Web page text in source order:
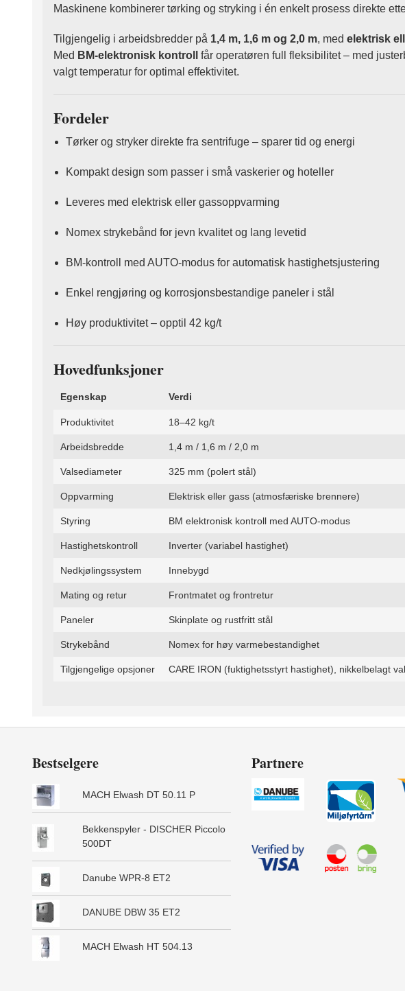
Maskinene kombinerer tørking og stryking i én enkelt prosess direkte
Tilgjengelig i arbeidsbredder på 1,4 m, 1,6 m og 2,0 m, med elektrisk
Med BM-elektronisk kontroll får operatøren full fleksibilitet – med
valgt temperatur for optimal effektivitet.
Fordeler
Tørker og stryker direkte fra sentrifuge – sparer tid og energi
Kompakt design som passer i små vaskerier og hoteller
Leveres med elektrisk eller gassoppvarming
Nomex strykebånd for jevn kvalitet og lang levetid
BM-kontroll med AUTO-modus for automatisk hastighetsjustering
Enkel rengjøring og korrosjonsbestandige paneler i stål
Høy produktivitet – opptil 42 kg/t
Hovedfunksjoner
Egenskap Verdi
Produktivitet 18–42 kg/t
Arbeidsbredde 1,4 m / 1,6 m / 2,0 m
Valsediameter 325 mm (polert stål)
Oppvarming Elektrisk eller gass (atmosfæriske brennere)
Styring BM elektronisk kontroll med AUTO-modus
Hastighetskontroll Inverter (variabel hastighet)
Nedkjølingssystem Innebygd
Mating og retur Frontmatet og frontretur
Paneler Skinplate og rustfritt stål
Strykebånd Nomex for høy varmebestandighet
Tilgjengelige opsjoner CARE IRON (fuktighetsstyrt hastighet), nikkelbelagt
Bestselgere
MACH Elwash DT 50.11 P
Bekkenspyler - DISCHER Piccolo
500DT
Danube WPR-8 ET2
DANUBE DBW 35 ET2
MACH Elwash HT 504.13
Partnere